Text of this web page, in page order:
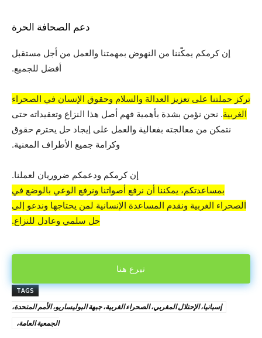
دعم الصحافة الحرة
إن كرمكم يمكّننا من النهوض بمهمتنا والعمل من أجل مستقبل
أفضل للجميع.
تركز حملتنا على تعزيز العدالة والسلام وحقوق الإنسان في الصحراء
الغربية. نحن نؤمن بشدة بأهمية فهم أصل هذا النزاع وتعقيداته حتى
نتمكن من معالجته بفعالية والعمل على إيجاد حل يحترم حقوق
وكرامة جميع الأطراف المعنية.
إن كرمكم ودعمكم ضروريان لعملنا.
بمساعدتكم، يمكننا أن نرفع أصواتنا ونرفع الوعي بالوضع في
الصحراء الغربية ونقدم المساعدة الإنسانية لمن يحتاجها وندعو إلى
حل سلمي وعادل للنزاع.
تبرع هنا
TAGS
إسبانيا، الإحتلال المغربي، الصحراء الغربية، جبهة البوليساريو، الأمم المتحدة،
الجمعية العامة،